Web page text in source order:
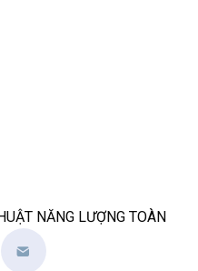
NĂNG LƯỢNG TOÀN